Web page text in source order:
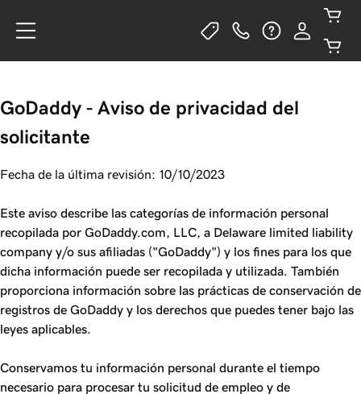
GoDaddy - Aviso de privacidad del
solicitante
Fecha de la última revisión: 10/10/2023
Este aviso describe las categorías de información personal
recopilada por GoDaddy.com, LLC, a Delaware limited liability
company y/o sus afiliadas ("GoDaddy") y los fines para los que
dicha información puede ser recopilada y utilizada. También
proporciona información sobre las prácticas de conservación de
registros de GoDaddy y los derechos que puedes tener bajo las
leyes aplicables.
Conservamos tu información personal durante el tiempo
necesario para procesar tu solicitud de empleo y de